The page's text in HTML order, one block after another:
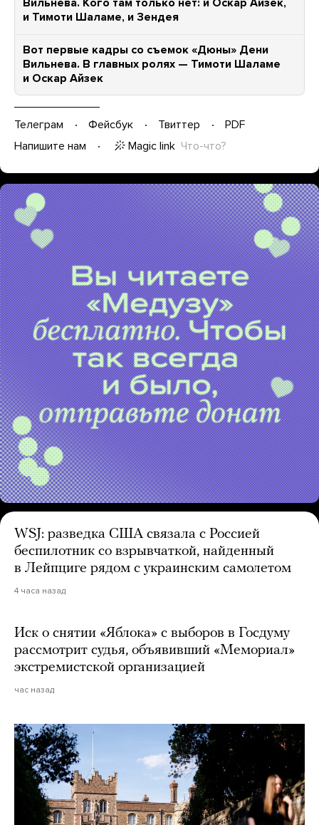
и Тимоти Шаламе, и Зендея
Вот первые кадры со съемок «Дюны» Дени
Вильнева. В главных ролях — Тимоти Шаламе
и Оскар Айзек
Телеграм Фейсбук Твиттер
PDF
Напишите нам
Magic link Что-что?
WSJ: разведка США связала с Россией
беспилотник со взрывчаткой, найденный
в Лейпциге рядом с украинским самолетом
4 часа назад
Иск о снятии «Яблока» с выборов в Госдуму
рассмотрит судья, объявивший «Мемориал»
экстремистской организацией
час назад